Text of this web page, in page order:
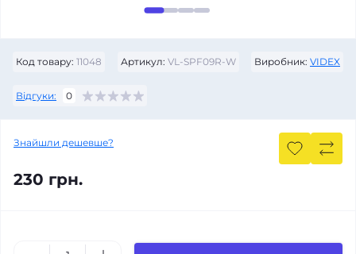
Код товару: 11048 Артикул: VL-SPF09R-W Виробник: VIDEX
Відгуки: 0
Знайшли дешевше?
230 грн.